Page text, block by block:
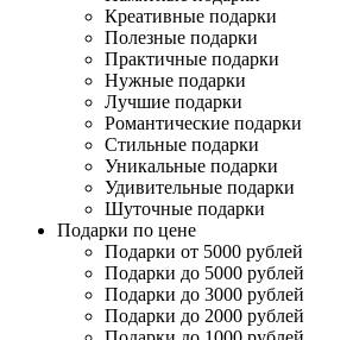
Креативные подарки
Полезные подарки
Практичные подарки
Нужные подарки
Лучшие подарки
Романтические подарки
Стильные подарки
Уникальные подарки
Удивительные подарки
Шуточные подарки
Подарки по цене
Подарки от 5000 рублей
Подарки до 5000 рублей
Подарки до 3000 рублей
Подарки до 2000 рублей